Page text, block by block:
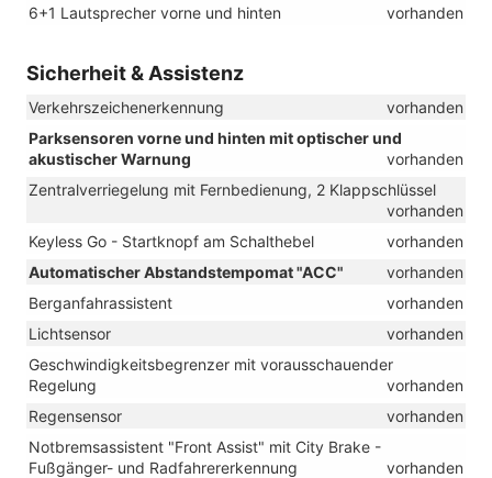
6+1 Lautsprecher vorne und hinten
vorhanden
Sicherheit & Assistenz
Verkehrszeichenerkennung
vorhanden
Parksensoren vorne und hinten mit optischer und
akustischer Warnung
vorhanden
Zentralverriegelung mit Fernbedienung, 2 Klappschlüssel
vorhanden
Keyless Go - Startknopf am Schalthebel
vorhanden
Automatischer Abstandstempomat "ACC"
vorhanden
Berganfahrassistent
vorhanden
Lichtsensor
vorhanden
Geschwindigkeitsbegrenzer mit vorausschauender
Regelung
vorhanden
Regensensor
vorhanden
Notbremsassistent "Front Assist" mit City Brake -
Fußgänger- und Radfahrererkennung
vorhanden